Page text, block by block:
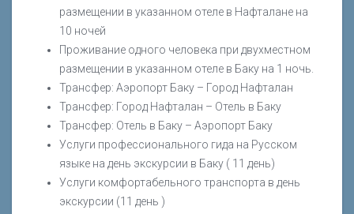
размещении в указанном отеле в Нафталане на
10 ночей
Проживание одного человека при двухместном
размещении в указанном отеле в Баку на 1 ночь.
Трансфер: Аэропорт Баку – Город Нафталан
Трансфер: Город Нафталан – Отель в Баку
Трансфер: Отель в Баку – Аэропорт Баку
Услуги профессионального гида на Русском
языке на день экскурсии в Баку ( 11 день)
Услуги комфортабельного транспорта в день
экскурсии (11 день )